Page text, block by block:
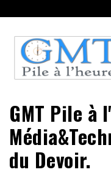
to
content
GMT Pile à
du Devoir.